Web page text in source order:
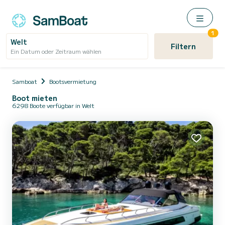
Welt
Ein Datum oder Zeitraum wählen Filtern
1
Samboat Bootsvermietung
Boot mieten
6298 Boote verfügbar in Welt